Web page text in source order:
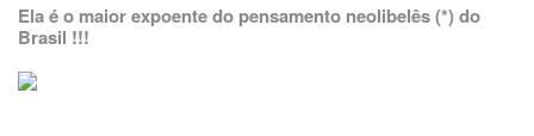
Ela é o maior expoente do pensamento neolibelês (*) do
Brasil !!!